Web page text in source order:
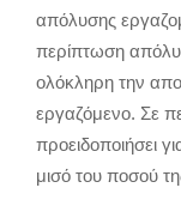
απόλυσης
περίπτωση
ολόκληρη την
εργαζόμενο. Σε
προειδοποιήσει
μισό του ποσού